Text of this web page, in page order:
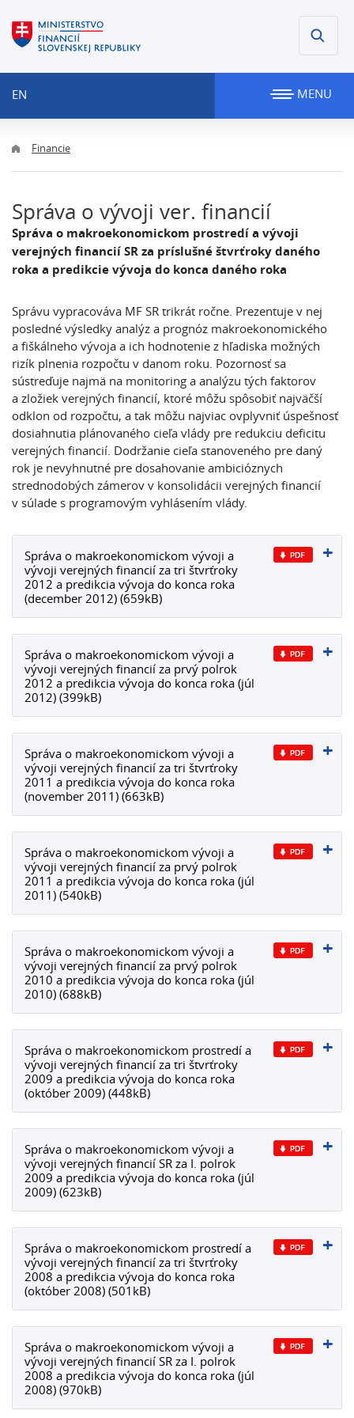
EN MENU
Financie
Správa o vývoji ver. financií
Správa o makroekonomickom prostredí a vývoji
verejných financií SR za príslušné štvrťroky daného
roka a predikcie vývoja do konca daného roka
Správu vypracováva MF SR trikrát ročne. Prezentuje v nej
posledné výsledky analýz a prognóz makroekonomického
a fiškálneho vývoja a ich hodnotenie z hľadiska možných
rizík plnenia rozpočtu v danom roku. Pozornosť sa
sústreďuje najmä na monitoring a analýzu tých faktorov
a zložiek verejných financií, ktoré môžu spôsobiť najväčší
odklon od rozpočtu, a tak môžu najviac ovplyvniť úspešnosť
dosiahnutia plánovaného cieľa vlády pre redukciu deficitu
verejných financií. Dodržanie cieľa stanoveného pre daný
rok je nevyhnutné pre dosahovanie ambicióznych
strednodobých zámerov v konsolidácii verejných financií
v súlade s programovým vyhlásením vlády.
Správa o makroekonomickom vývoji a
vývoji verejných financií za tri štvrťroky
2012 a predikcia vývoja do konca roka
(december 2012) (659kB)
Správa o makroekonomickom vývoji a
vývoji verejných financií za prvý polrok
2012 a predikcia vývoja do konca roka (júl
2012) (399kB)
Správa o makroekonomickom vývoji a
vývoji verejných financií za tri štvrťroky
2011 a predikcia vývoja do konca roka
(november 2011) (663kB)
Správa o makroekonomickom vývoji a
vývoji verejných financií za prvý polrok
2011 a predikcia vývoja do konca roka (júl
2011) (540kB)
Správa o makroekonomickom vývoji a
vývoji verejných financií za prvý polrok
2010 a predikcia vývoja do konca roka (júl
2010) (688kB)
Správa o makroekonomickom prostredí a
vývoji verejných financií za tri štvrťroky
2009 a predikcia vývoja do konca roka
(október 2009) (448kB)
Správa o makroekonomickom vývoji a
vývoji verejných financií SR za I. polrok
2009 a predikcia vývoja do konca roka (júl
2009) (623kB)
Správa o makroekonomickom prostredí a
vývoji verejných financií za tri štvrťroky
2008 a predikcia vývoja do konca roka
(október 2008) (501kB)
Správa o makroekonomickom vývoji a
vývoji verejných financií SR za I. polrok
2008 a predikcia vývoja do konca roka (júl
2008) (970kB)